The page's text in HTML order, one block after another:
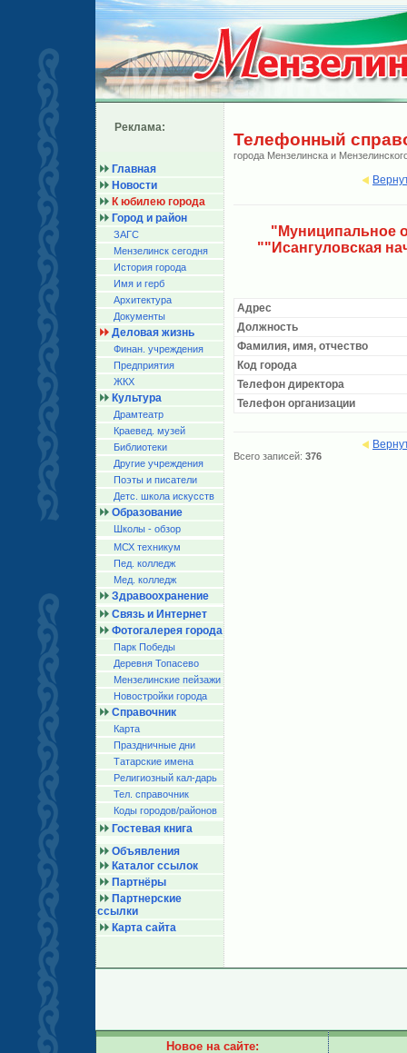
Реклама:
Главная
Новости
К юбилею города
Город и район
ЗАГС
Мензелинск сегодня
История города
Имя и герб
Архитектура
Документы
Деловая жизнь
Финан. учреждения
Предприятия
ЖКХ
Культура
Драмтеатр
Краевед. музей
Библиотеки
Другие учреждения
Поэты и писатели
Детс. школа искусств
Образование
Школы - обзор
МСХ техникум
Пед. колледж
Мед. колледж
Здравоохранение
Связь и Интернет
Фотогалерея города
Парк Победы
Деревня Топасево
Мензелинские пейзажи
Новостройки города
Справочник
Карта
Праздничные дни
Татарские имена
Религиозный кал-дарь
Тел. справочник
Коды городов/райoнов
Гостевая книга
Объявления
Каталог ссылок
Партнёры
Партнерские
ссылки
Карта сайта
Телефонный
города Мензелинска и
"Муниципальное
""Исангуловская
Адрес
Должность
Фамилия, имя, отчество
Код города
Телефон директора
Телефон организации
Всего записей: 376
Новое на сайте: